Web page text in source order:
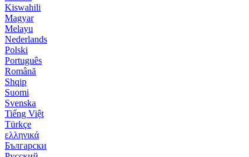
Kiswahili
Magyar
Melayu
Nederlands
Polski
Português
Română
Shqip
Suomi
Svenska
Tiếng Việt
Türkçe
ελληνικά
Български